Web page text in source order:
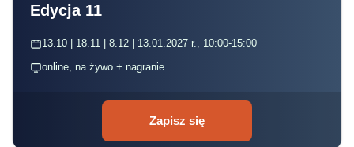
Edycja 11
13.10 | 18.11 | 8.12 | 13.01.2027 r., 10:00-15:00
online, na żywo + nagranie
Zapisz się